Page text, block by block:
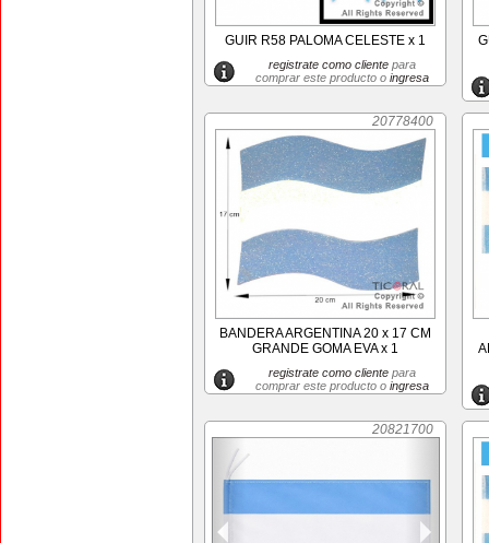
GUIR R58 PALOMA CELESTE x 1
registrate como clientepara
comprar este producto o ingresa
20778400
BANDERA ARGENTINA 20 x 17 CM
GRANDE GOMA EVA x 1
registrate como clientepara
comprar este producto o ingresa
20821700